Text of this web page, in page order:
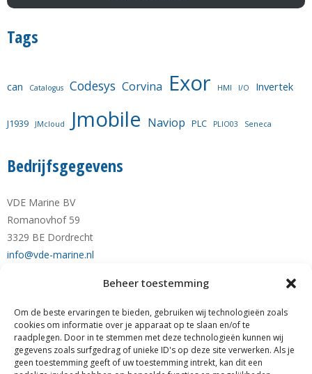
Beheer toestemming
Om de beste ervaringen te bieden, gebruiken wij technologieën zoals
cookies om informatie over je apparaat op te slaan en/of te
raadplegen. Door in te stemmen met deze technologieën kunnen wij
gegevens zoals surfgedrag of unieke ID's op deze site verwerken. Als je
geen toestemming geeft of uw toestemming intrekt, kan dit een
Tags
can Catalogus Codesys Corvina Exor HMI I/O Invertek
J1939 JMcloud Jmobile Naviop PLC PLIO03 Seneca
Bedrijfsgegevens
VDE Marine BV
Romanovhof 59
3329 BE Dordrecht
info@vde-marine.nl
Telefoon +31-(0)78-6 21 43 64
Mobiel +31-(0)6-28 1230 28
KvK nr. 77777190
RABO NL89 RABO 0122 0423 01
BTW nr. NL861140205B01